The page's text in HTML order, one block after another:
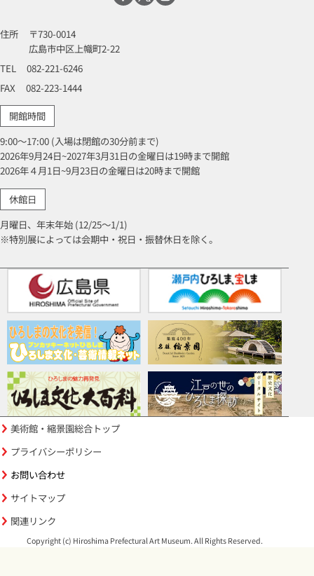
住所
〒730-0014
広島市中区上幟町2-22
TEL
082-221-6246
FAX
082-223-1444
開館時間
9:00～17:00 (入場は閉館の30分前まで)
2026年9月24日~2027年3月31日の金曜日は19時まで開館
2026年４月1日~9月23日の金曜日は20時まで開館
休館日
月曜日、年末年始 (12/25～1/1)
※特別展によっては会期中・祝日・振替休日を除く。
美術館・縮景園総合トップ
プライバシーポリシー
お問い合わせ
サイトマップ
関連リンク
Copyright (c) Hiroshima Prefectural Art Museum. All Rights Reserved.